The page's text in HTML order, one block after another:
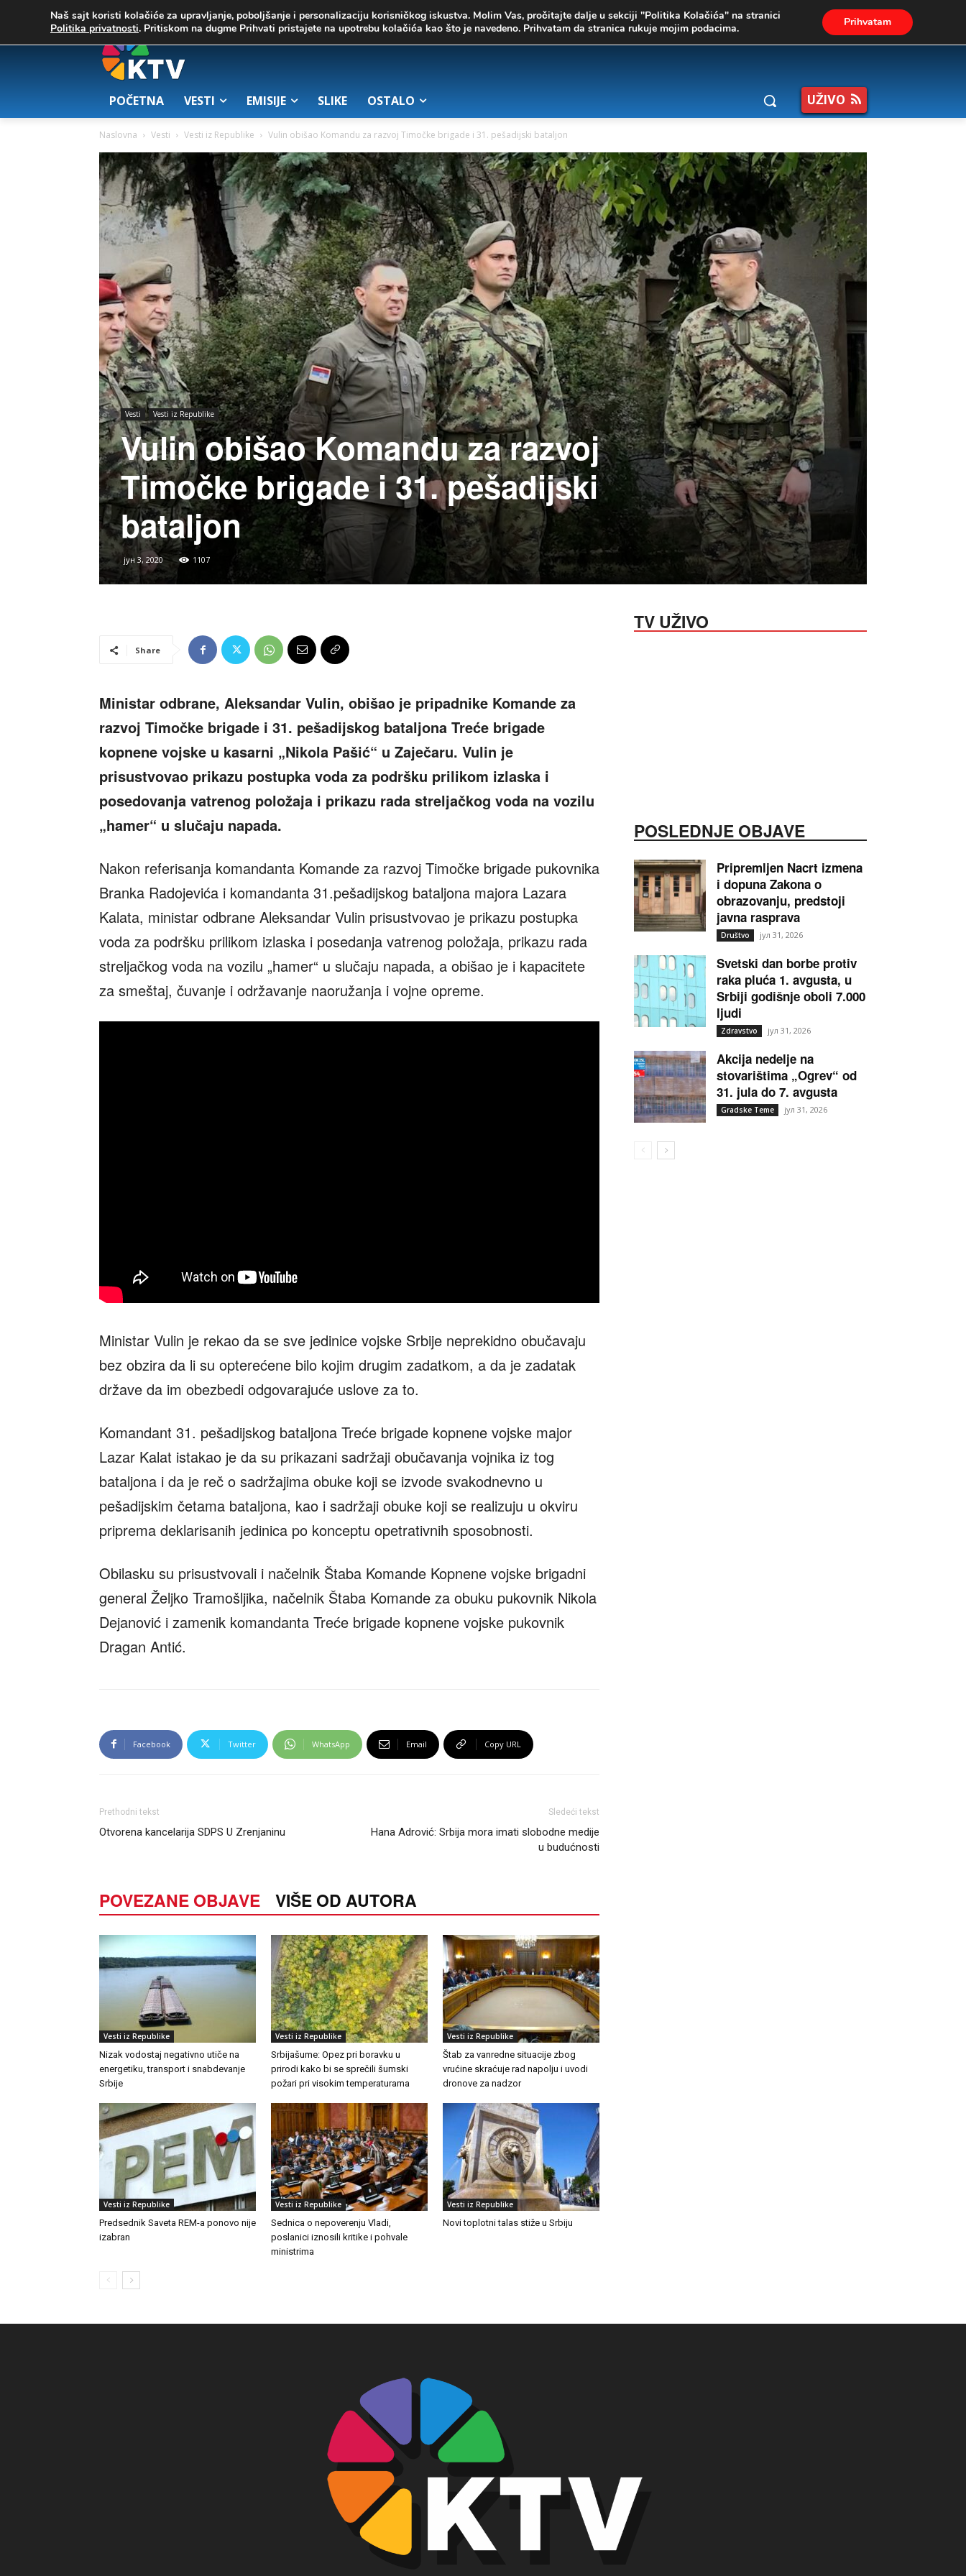
25.7 Zrenjanin 02. август 2026.
POČETNA VESTI EMISIJE SLIKE OSTALO UŽIVO
Naslovna Vesti Vesti iz Republike Vulin obišao Komandu za razvoj Timočke brigade i 31. pešadijski bataljon
Vesti Vesti iz Republike
Vulin obišao Komandu za razvoj
Timočke brigade i 31. pešadijski
bataljon
јун 3, 2020 1107
Share
Ministar odbrane, Aleksandar Vulin, obišao je pripadnike Komande za
razvoj Timočke brigade i 31. pešadijskog bataljona Treće brigade
kopnene vojske u kasarni „Nikola Pašić“ u Zaječaru. Vulin je
prisustvovao prikazu postupka voda za podršku prilikom izlaska i
posedovanja vatrenog položaja i prikazu rada streljačkog voda na vozilu
„hamer“ u slučaju napada.
Nakon referisanja komandanta Komande za razvoj Timočke brigade pukovnika
Branka Radojevića i komandanta 31.pešadijskog bataljona majora Lazara
Kalata, ministar odbrane Aleksandar Vulin prisustvovao je prikazu postupka
voda za podršku prilikom izlaska i posedanja vatrenog položaja, prikazu rada
streljačkog voda na vozilu „hamer“ u slučaju napada, a obišao je i kapacitete
za smeštaj, čuvanje i održavanje naoružanja i vojne opreme.
Ministar Vulin je rekao da se sve jedinice vojske Srbije neprekidno obučavaju
bez obzira da li su opterećene bilo kojim drugim zadatkom, a da je zadatak
države da im obezbedi odgovarajuće uslove za to.
Komandant 31. pešadijskog bataljona Treće brigade kopnene vojske major
Lazar Kalat istakao je da su prikazani sadržaji obučavanja vojnika iz tog
bataljona i da je reč o sadržajima obuke koji se izvode svakodnevno u
pešadijskim četama bataljona, kao i sadržaji obuke koji se realizuju u okviru
priprema deklarisanih jedinica po konceptu opetrativnih sposobnosti.
Obilasku su prisustvovali i načelnik Štaba Komande Kopnene vojske brigadni
general Željko Tramošljika, načelnik Štaba Komande za obuku pukovnik Nikola
Dejanović i zamenik komandanta Treće brigade kopnene vojske pukovnik
Dragan Antić.
Facebook Twitter WhatsApp Email Copy URL
Prethodni tekst
Otvorena kancelarija SDPS U Zrenjaninu
Sledeći tekst
Hana Adrović: Srbija mora imati slobodne medije
u budućnosti
POVEZANE OBJAVE VIŠE OD AUTORA
Vesti iz Republike
Nizak vodostaj negativno utiče na
energetiku, transport i snabdevanje
Srbije
Vesti iz Republike
Srbijašume: Opez pri boravku u
prirodi kako bi se sprečili šumski
požari pri visokim temperaturama
Vesti iz Republike
Štab za vanredne situacije zbog
vrućine skraćuje rad napolju i uvodi
dronove za nadzor
Vesti iz Republike
Predsednik Saveta REM-a ponovo nije
izabran
Vesti iz Republike
Sednica o nepoverenju Vladi,
poslanici iznosili kritike i pohvale
ministrima
Vesti iz Republike
Novi toplotni talas stiže u Srbiju
TV UŽIVO
POSLEDNJE OBJAVE
Pripremljen Nacrt izmena
i dopuna Zakona o
obrazovanju, predstoji
javna rasprava
Društvo јул 31, 2026
Svetski dan borbe protiv
raka pluća 1. avgusta, u
Srbiji godišnje oboli 7.000
ljudi
Zdravstvo јул 31, 2026
Akcija nedelje na
stovarištima „Ogrev“ od
31. jula do 7. avgusta
Gradske Teme јул 31, 2026
Naš sajt koristi kolačiće za upravljanje, poboljšanje i personalizaciju korisničkog iskustva. Molim Vas, pročitajte dalje u sekciji "Politika Kolačića" na stranici
Politika privatnosti. Pritiskom na dugme Prihvati pristajete na upotrebu kolačića kao što je navedeno. Prihvatam da stranica rukuje mojim podacima. Prihvatam